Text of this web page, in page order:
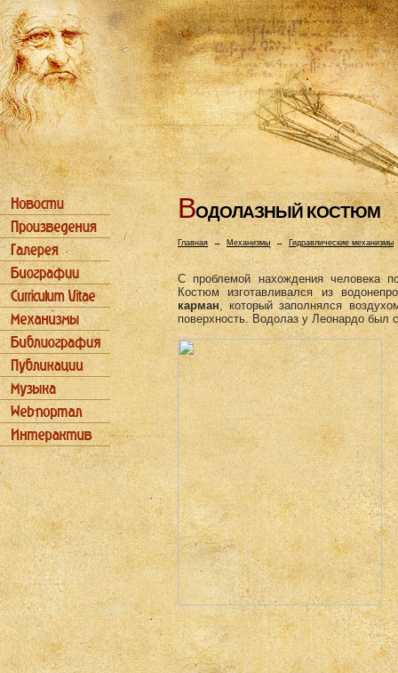
ВОДОЛАЗHЫЙ КОСТЮМ
Главная→ Механизмы →Гидравлические механизмы
С проблемой нахождения человека
Костюм изготавливался из
карман, который заполнялся
поверхность. Водолаз у Леонардо был